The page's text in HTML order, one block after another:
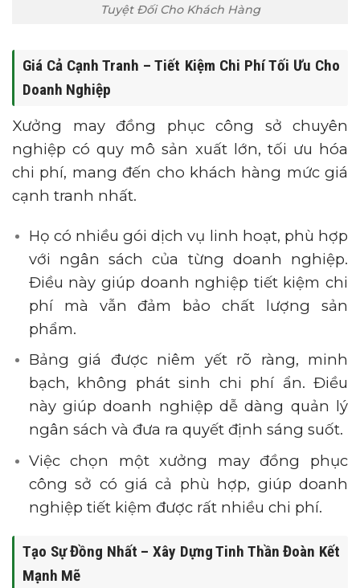
Tuyệt Đối Cho Khách Hàng
Giá Cả Cạnh Tranh – Tiết Kiệm Chi Phí Tối Ưu Cho
Doanh Nghiệp
Xưởng may đồng phục công sở chuyên
nghiệp có quy mô sản xuất lớn, tối ưu hóa
chi phí, mang đến cho khách hàng mức giá
cạnh tranh nhất.
Họ có nhiều gói dịch vụ linh hoạt, phù hợp
với ngân sách của từng doanh nghiệp.
Điều này giúp doanh nghiệp tiết kiệm chi
phí mà vẫn đảm bảo chất lượng sản
phẩm.
Bảng giá được niêm yết rõ ràng, minh
bạch, không phát sinh chi phí ẩn. Điều
này giúp doanh nghiệp dễ dàng quản lý
ngân sách và đưa ra quyết định sáng suốt.
Việc chọn một xưởng may đồng phục
công sở có giá cả phù hợp, giúp doanh
nghiệp tiết kiệm được rất nhiều chi phí.
Tạo Sự Đồng Nhất – Xây Dựng Tinh Thần Đoàn Kết
Mạnh Mẽ